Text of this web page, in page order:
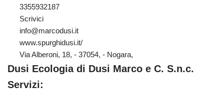
3355932187
Scrivici
info@marcodusi.it
www.spurghidusi.it/
Via Alberoni, 18, - 37054, - Nogara,
Dusi Ecologia di Dusi Marco e C. S.n.c.
Servizi: